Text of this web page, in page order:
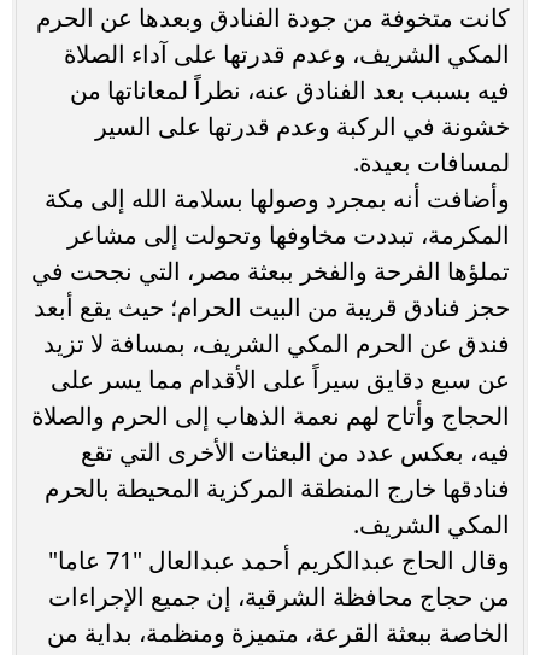
كانت متخوفة من جودة الفنادق وبعدها عن الحرم
المكي الشريف، وعدم قدرتها على آداء الصلاة
فيه بسبب بعد الفنادق عنه، نطراً لمعاناتها من
خشونة في الركبة وعدم قدرتها على السير
لمسافات بعيدة.
وأضافت أنه بمجرد وصولها بسلامة الله إلى مكة
المكرمة، تبددت مخاوفها وتحولت إلى مشاعر
تملؤها الفرحة والفخر ببعثة مصر، التي نجحت في
حجز فنادق قريبة من البيت الحرام؛ حيث يقع أبعد
فندق عن الحرم المكي الشريف، بمسافة لا تزيد
عن سبع دقايق سيراً على الأقدام مما يسر على
الحجاج وأتاح لهم نعمة الذهاب إلى الحرم والصلاة
فيه، بعكس عدد من البعثات الأخرى التي تقع
فنادقها خارج المنطقة المركزية المحيطة بالحرم
المكي الشريف.
وقال الحاج عبدالكريم أحمد عبدالعال "71 عاما"
من حجاج محافظة الشرقية، إن جميع الإجراءات
الخاصة ببعثة القرعة، متميزة ومنظمة، بداية من